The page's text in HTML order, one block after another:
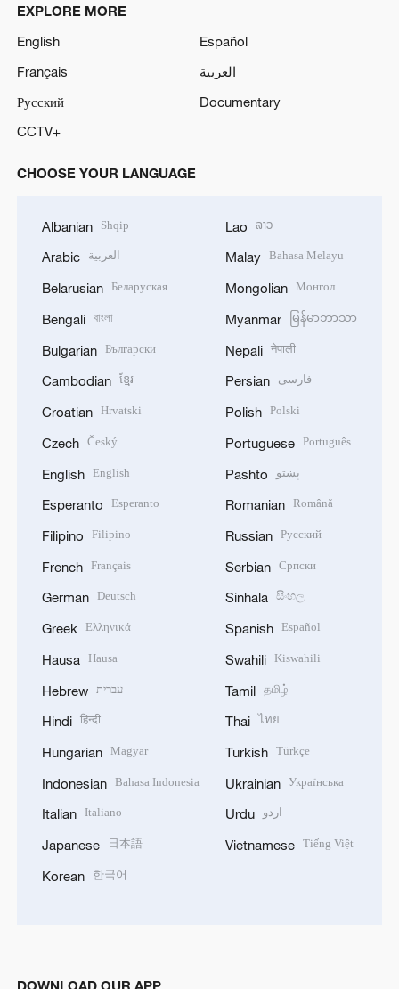
EXPLORE MORE
English
Español
Français
العربية
Русский
Documentary
CCTV+
CHOOSE YOUR LANGUAGE
Albanian Shqip
Arabic العربية
Belarusian Беларуская
Bengali বাংলা
Bulgarian Български
Cambodian ខ្មែរ
Croatian Hrvatski
Czech Český
English English
Esperanto Esperanto
Filipino Filipino
French Français
German Deutsch
Greek Ελληνικά
Hausa Hausa
Hebrew עברית
Hindi हिन्दी
Hungarian Magyar
Indonesian Bahasa Indonesia
Italian Italiano
Japanese 日本語
Korean 한국어
Lao ລາວ
Malay Bahasa Melayu
Mongolian Монгол
Myanmar မြန်မာဘာသာ
Nepali नेपाली
Persian فارسی
Polish Polski
Portuguese Português
Pashto پښتو
Romanian Română
Russian Русский
Serbian Српски
Sinhala සිංහල
Spanish Español
Swahili Kiswahili
Tamil தமிழ்
Thai ไทย
Turkish Türkçe
Ukrainian Українська
Urdu اردو
Vietnamese Tiếng Việt